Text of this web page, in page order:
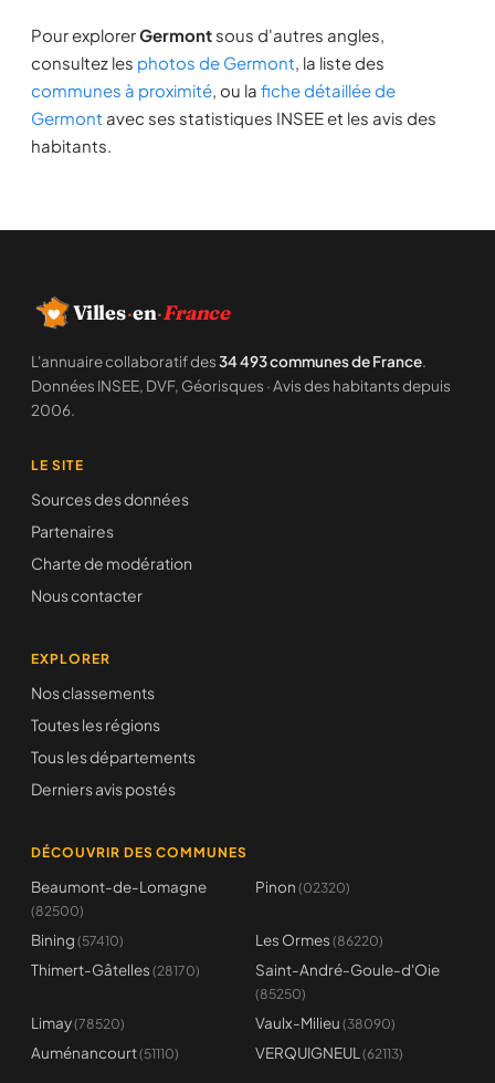
Pour explorerGermont sous d'autres angles,
consultez les photos de Germont, la liste des
communes à proximité, ou la fiche détaillée de
Germont avec ses statistiques INSEE et les avis des
habitants.
Villes·en·France
L'annuaire collaboratif des34 493 communes de France.
Données INSEE, DVF, Géorisques · Avis des habitants depuis
2006.
LE SITE
Sources des données
Partenaires
Charte de modération
Nous contacter
EXPLORER
Nos classements
Toutes les régions
Tous les départements
Derniers avis postés
DÉCOUVRIR DES COMMUNES
Beaumont-de-Lomagne
(82500)
Pinon (02320)
Bining (57410) Les Ormes (86220)
Thimert-Gâtelles (28170) Saint-André-Goule-d'Oie
(85250)
Limay(78520) Vaulx-Milieu (38090)
Auménancourt(51110) VERQUIGNEUL (62113)